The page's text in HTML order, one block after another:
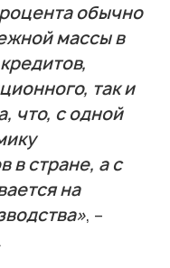
обычно
массы в
так и
что, с одной
в стране, а с
на
, –
.